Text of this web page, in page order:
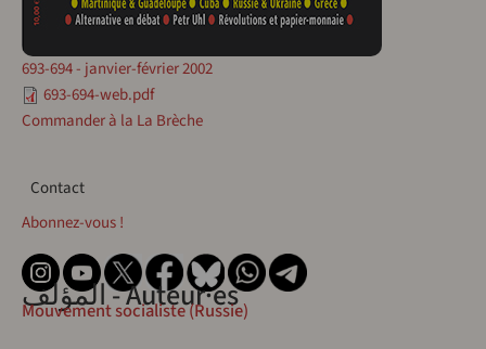
693-694 - janvier-février 2002
693-694-web.pdf
Commander à la La Brèche
Contact
Contact
Abonnez-vous !
المؤلف - Auteur·es
Mouvement socialiste (Russie)